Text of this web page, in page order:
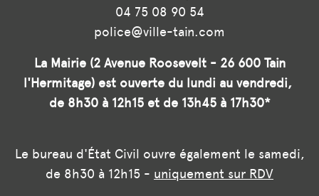
04 75 08 90 54
police@ville-tain.com
La Mairie (2 Avenue Roosevelt - 26 600 Tain
l'Hermitage) est ouverte du lundi au vendredi,
de 8h30 à 12h15 et de 13h45 à 17h30*
Le bureau d'État Civil ouvre également le samedi,
de 8h30 à 12h15 - uniquement sur RDV